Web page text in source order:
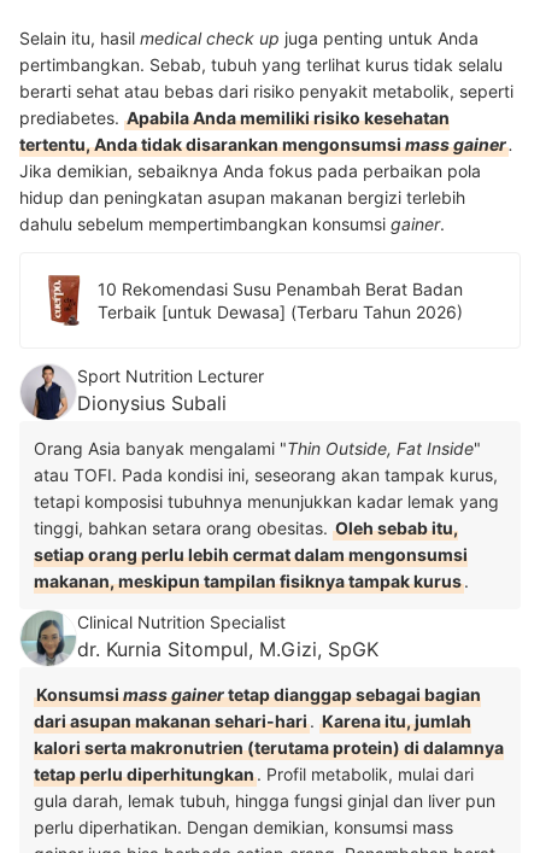
Selain itu, hasil medical check up juga penting untuk Anda
pertimbangkan. Sebab, tubuh yang terlihat kurus tidak selalu
berarti sehat atau bebas dari risiko penyakit metabolik, seperti
prediabetes. Apabila Anda memiliki risiko kesehatan
tertentu, Anda tidak disarankan mengonsumsimass gainer.
Jika demikian, sebaiknya Anda fokus pada perbaikan pola
hidup dan peningkatan asupan makanan bergizi terlebih
dahulu sebelum mempertimbangkan konsumsi gainer.
10 Rekomendasi Susu Penambah Berat Badan
Terbaik [untuk Dewasa] (Terbaru Tahun 2026)
Sport Nutrition Lecturer
Dionysius Subali
Orang Asia banyak mengalami "Thin Outside, Fat Inside"
atau TOFI. Pada kondisi ini, seseorang akan tampak kurus,
tetapi komposisi tubuhnya menunjukkan kadar lemak yang
tinggi, bahkan setara orang obesitas. Oleh sebab itu,
setiap orang perlu lebih cermat dalam mengonsumsi
makanan, meskipun tampilan fisiknya tampak kurus.
Clinical Nutrition Specialist
dr. Kurnia Sitompul, M.Gizi, SpGK
Konsumsimass gainertetap dianggap sebagai bagian
dari asupan makanan sehari-hari. Karena itu, jumlah
kalori serta makronutrien (terutama protein) di dalamnya
tetap perlu diperhitungkan. Profil metabolik, mulai dari
gula darah, lemak tubuh, hingga fungsi ginjal dan liver pun
perlu diperhatikan. Dengan demikian, konsumsi mass